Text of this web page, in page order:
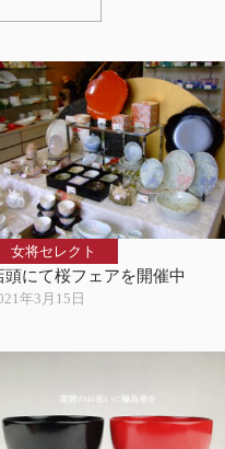
女将セレクト
頭にて桜フェアを開催中
年3月15日